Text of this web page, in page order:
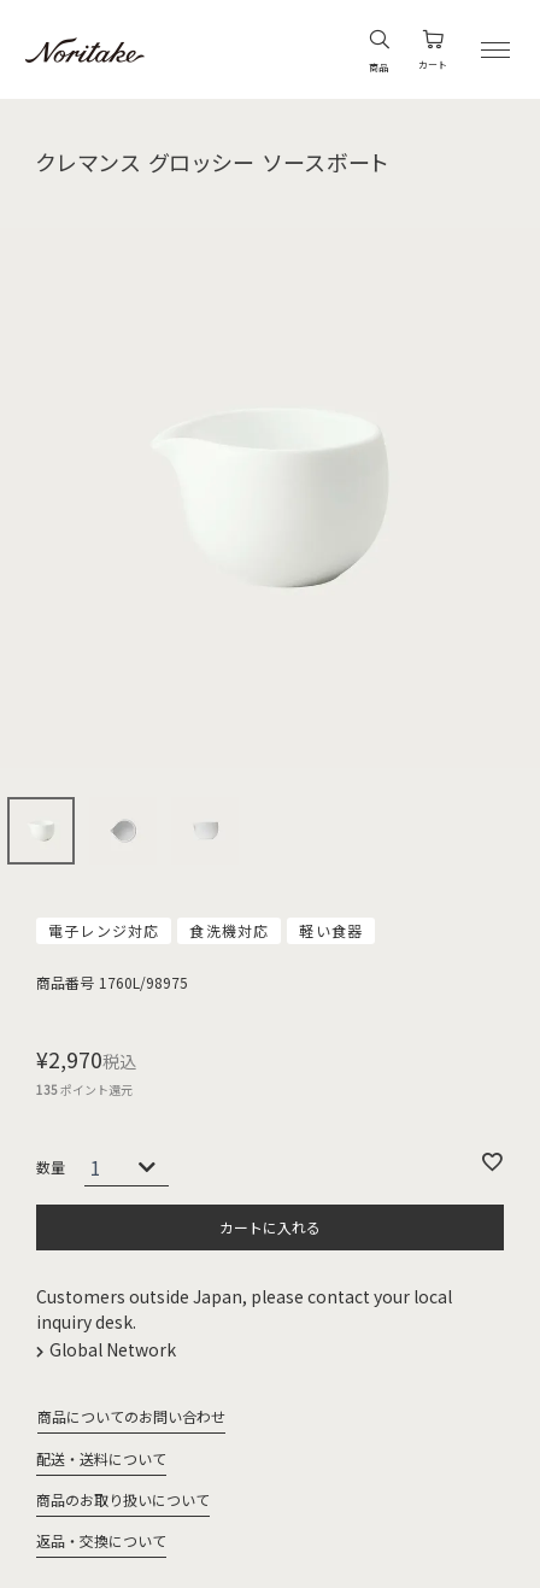
商品 カート
クレマンス グロッシー ソースボート
電子レンジ対応 食洗機対応 軽い食器
商品番号 1760L/98975
¥2,970税込
135ポイント還元
カートに入れる
Customers outside Japan, please contact your local
inquiry desk.
Global Network
商品についてのお問い合わせ
配送・送料について
商品のお取り扱いについて
返品・交換について